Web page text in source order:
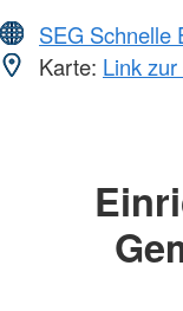
SEG Schnelle
Karte: Link